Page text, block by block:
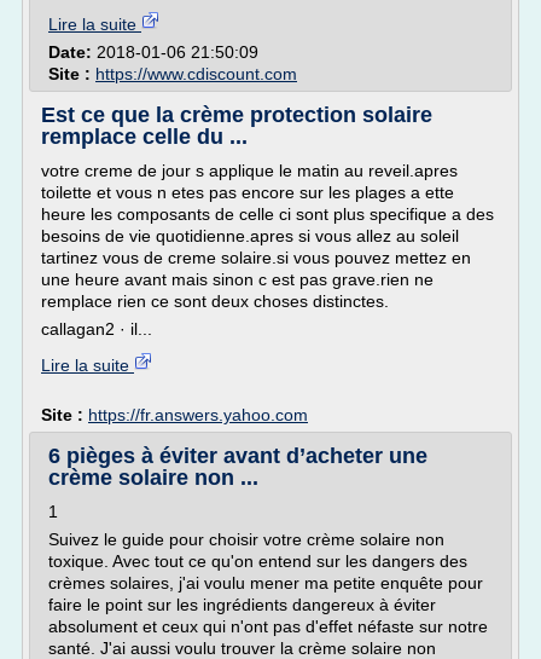
Lire la suite
Date: 2018-01-06 21:50:09
Site : https://www.cdiscount.com
Est ce que la crème protection solaire
remplace celle du ...
votre creme de jour s applique le matin au reveil.apres
toilette et vous n etes pas encore sur les plages a ette
heure les composants de celle ci sont plus specifique a des
besoins de vie quotidienne.apres si vous allez au soleil
tartinez vous de creme solaire.si vous pouvez mettez en
une heure avant mais sinon c est pas grave.rien ne
remplace rien ce sont deux choses distinctes.
callagan2 · il...
Lire la suite
Site : https://fr.answers.yahoo.com
6 pièges à éviter avant d’acheter une
crème solaire non ...
1
Suivez le guide pour choisir votre crème solaire non
toxique. Avec tout ce qu'on entend sur les dangers des
crèmes solaires, j'ai voulu mener ma petite enquête pour
faire le point sur les ingrédients dangereux à éviter
absolument et ceux qui n'ont pas d'effet néfaste sur notre
santé. J'ai aussi voulu trouver la crème solaire non